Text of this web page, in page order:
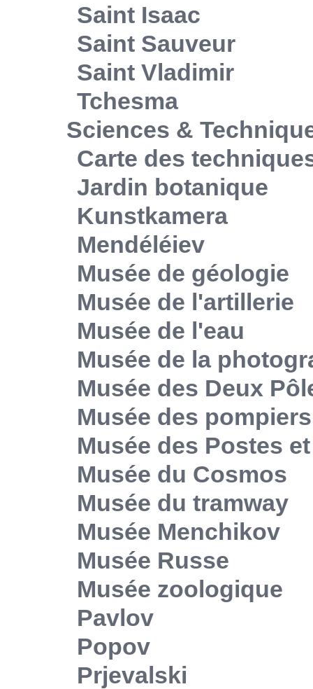
Saint Isaac
Saint Sauveur
Saint Vladimir
Tchesma
Sciences &
Carte des
Jardin botanique
Kunstkamera
Mendéléiev
Musée de géologie
Musée de l'artillerie
Musée de l'eau
Musée de la
Musée des Deux
Musée des pompiers
Musée des Postes
Musée du Cosmos
Musée du tramway
Musée Menchikov
Musée Russe
Musée zoologique
Pavlov
Popov
Prjevalski